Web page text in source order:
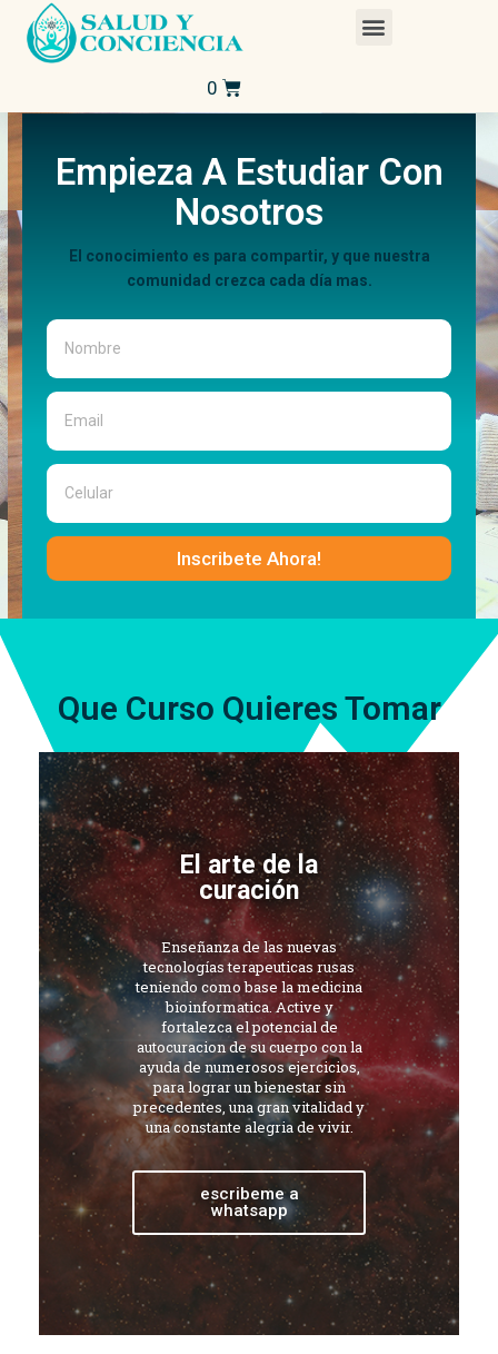
Empieza A Estudiar Con
Nosotros
El conocimiento es para compartir, y que nuestra
comunidad crezca cada día mas.
Inscribete Ahora!
Que Curso Quieres Tomar
El arte de la
curación
Enseñanza de las nuevas
tecnologías terapeuticas rusas
teniendo como base la medicina
bioinformatica. Active y
fortalezca el potencial de
autocuracion de su cuerpo con la
ayuda de numerosos ejercicios,
para lograr un bienestar sin
precedentes, una gran vitalidad y
una constante alegria de vivir.
escribeme a
whatsapp